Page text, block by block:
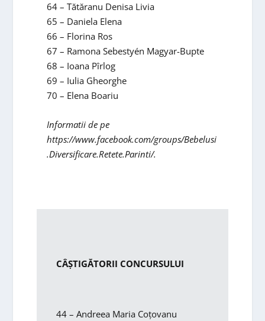
64 – Tătăranu Denisa Livia
65 – Daniela Elena
66 – Florina Ros
67 – Ramona Sebestyén Magyar-Bupte
68 – Ioana Pîrlog
69 – Iulia Gheorghe
70 – Elena Boariu
Informatii de pe
https://www.facebook.com/groups/Bebelusi
.Diversificare.Retete.Parinti/.
CÂŞTIGĂTORII CONCURSULUI
44 – Andreea Maria Coțovanu